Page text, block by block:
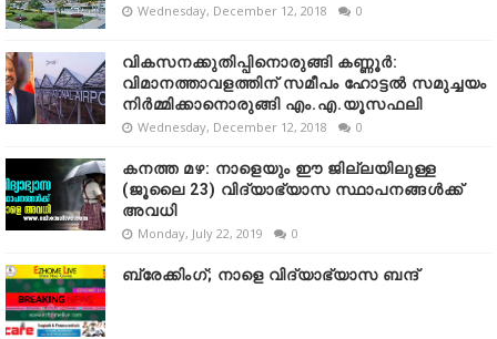
Wednesday, December 12, 2018 0
വികസനക്കുതിപ്പിനൊരുങ്ങി കണ്ണൂർ:
വിമാനത്താവളത്തിന് സമീപം ഹോട്ടൽ സമുച്ചയം
നിർമ്മിക്കാനൊരുങ്ങി എം.എ.യൂസഫലി
Wednesday, December 12, 2018 0
കനത്ത മഴ: നാളെയും ഈ ജില്ലയിലുള്ള
(ജൂലൈ 23) വിദ്യാഭ്യാസ സ്ഥാപനങ്ങൾക്ക്
അവധി
Monday, July 22, 2019 0
ബ്രേക്കിംഗ്; നാളെ വിദ്യാഭ്യാസ ബന്ദ്